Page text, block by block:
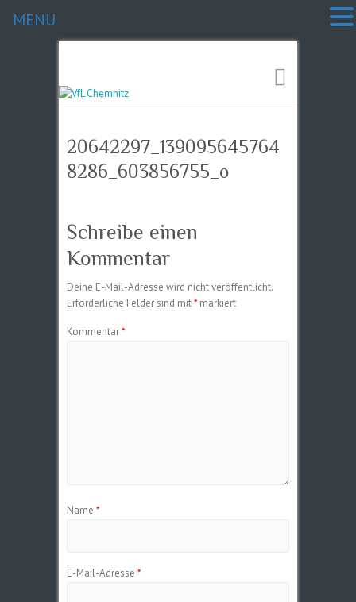
20642297_139095645764
8286_603856755_o
Schreibe einen
Kommentar
Deine E-Mail-Adresse wird nicht veröffentlicht.
Erforderliche Felder sind mit* markiert
Kommentar*
Name *
E-Mail-Adresse *
MENU